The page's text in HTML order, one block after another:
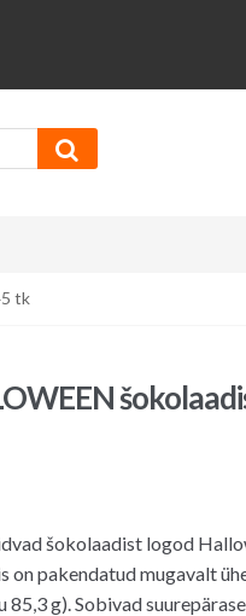
tk
šokolaadist logod
on pakendatud mugavalt
85,3 g). Sobivad